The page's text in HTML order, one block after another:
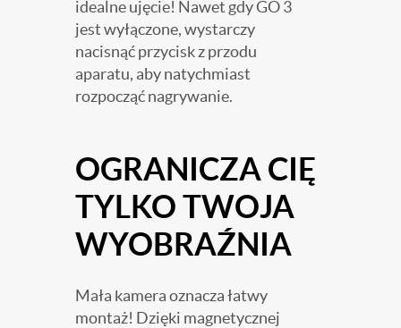
idealne ujęcie! Nawet gdy GO 3
jest wyłączone, wystarczy
nacisnąć przycisk z przodu
aparatu, aby natychmiast
rozpocząć nagrywanie.
OGRANICZA CIĘ
TYLKO TWOJA
WYOBRAŹNIA
Mała kamera oznacza łatwy
montaż! Dzięki magnetycznej